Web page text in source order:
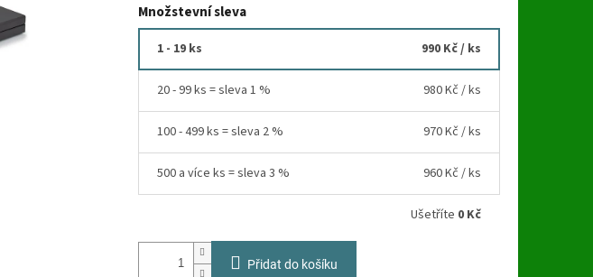
Množstevní sleva
1 - 19 ks 990 Kč/ ks
20 - 99 ks = sleva 1 % 980 Kč / ks
100 - 499 ks = sleva 2 % 970 Kč / ks
500 a více ks = sleva 3 % 960 Kč / ks
Ušetříte 0 Kč
Přidat do košíku